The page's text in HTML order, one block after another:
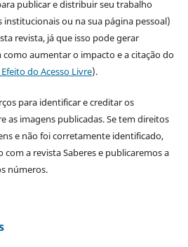
publicar e distribuir seu trabalho
ou na sua página pessoal)
revista, já que isso pode gerar
aumentar o impacto e a citação do
do Acesso Livre).
para identificar e creditar os
as imagens publicadas. Se tem direitos
e não foi corretamente identificado,
a revista Saberes e publicaremos a
números.